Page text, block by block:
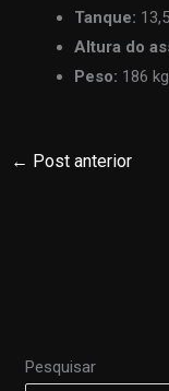
Tanque:
Altura do
Peso: 186 kg
← Post anterior
Pesquisar